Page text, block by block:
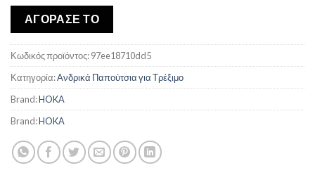
ΑΓΟΡΑΣΕ ΤΟ
Κωδικός προϊόντος:97ee18710dd5
Κατηγορία:Ανδρικά Παπούτσια για Τρέξιμο
Brand:HOKA
Brand:HOKA